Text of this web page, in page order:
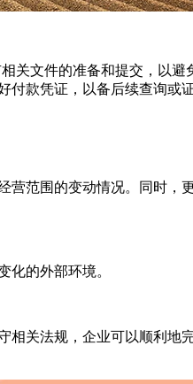
关文件的准备和提交，以
款凭证，以备后续查询或证
范围的变动情况。同时
化的外部环境。
关法规，企业可以顺利地